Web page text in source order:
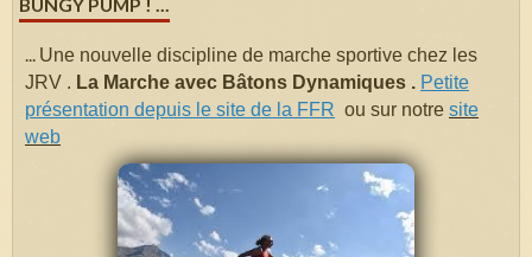
BUNGY PUMP ! ...
... Une nouvelle discipline de marche sportive chez les
JRV . La Marche avec Bâtons Dynamiques . Petite
présentation depuis le site de la FFR ou sur notre site
web